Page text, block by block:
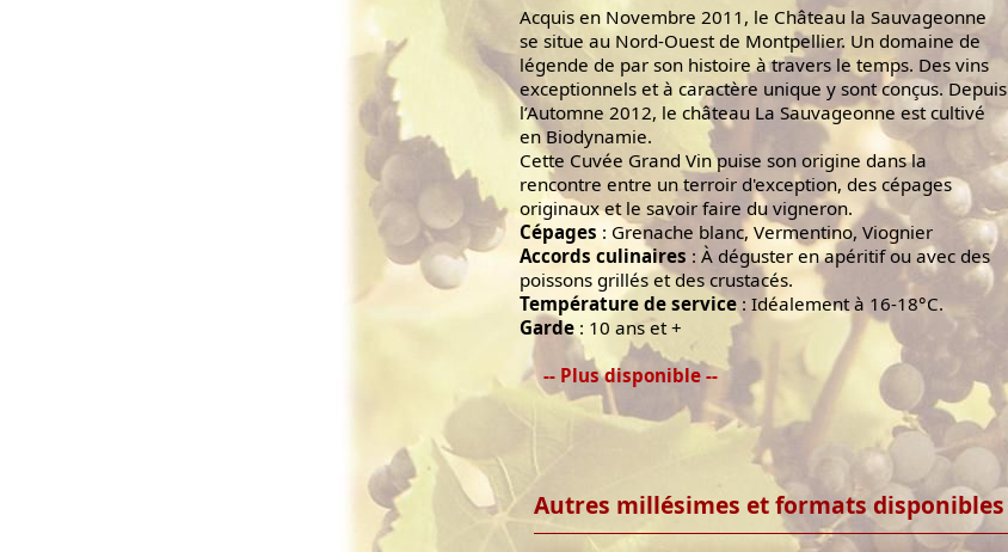
Acquis en Novembre 2011, le Château la Sauvageonne
se situe au Nord-Ouest de Montpellier. Un domaine de
légende de par son histoire à travers le temps. Des vins
exceptionnels et à caractère unique y sont conçus. Depuis
l’Automne 2012, le château La Sauvageonne est cultivé
en Biodynamie.
Cette Cuvée Grand Vin puise son origine dans la
rencontre entre un terroir d'exception, des cépages
originaux et le savoir faire du vigneron.
Cépages : Grenache blanc, Vermentino, Viognier
Accords culinaires : À déguster en apéritif ou avec des
poissons grillés et des crustacés.
Température de service : Idéalement à 16-18°C.
Garde : 10 ans et +
-- Plus disponible --
Autres millésimes et formats disponibles